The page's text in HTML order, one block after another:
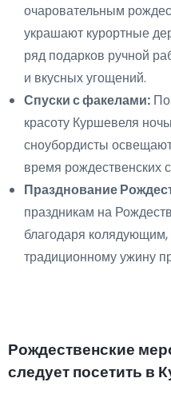
очаровательным
украшают курортные
ряд подарков ручной
и вкусных угощений.
Спуски с факелами:
красоту Куршевеля
сноубордисты
время рождественских
Празднование
праздникам на
благодаря
традиционному ужину
Рождественские
следует посетить в